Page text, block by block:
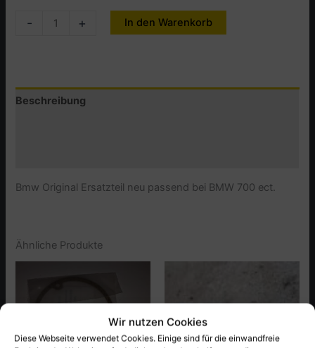
Wir nutzen Cookies
Diese Webseite verwendet Cookies. Einige sind für die einwandfreie
-
oben
Menge
+ In den Warenkorb
Beschreibung
Bmw Original Ersatzteil neu passend bei BMW 700 ect.
Ähnliche Produkte